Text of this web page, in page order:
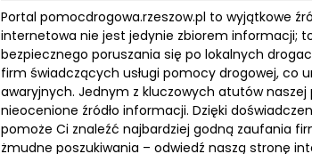
Portal pomocdrogowa.rzeszow.pl to wyjątkowe
internetowa nie jest jedynie zbiorem informacji;
bezpiecznego poruszania się po lokalnych
firm świadczących usługi pomocy drogowej, co
awaryjnych. Jednym z kluczowych atutów
nieocenione źródło informacji. Dzięki
pomoże Ci znaleźć najbardziej godną zaufania
żmudne poszukiwania – odwiedź naszą stronę